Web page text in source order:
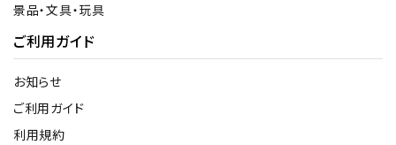
景品・文具・玩具
ご利用ガイド
お知らせ
ご利用ガイド
利用規約